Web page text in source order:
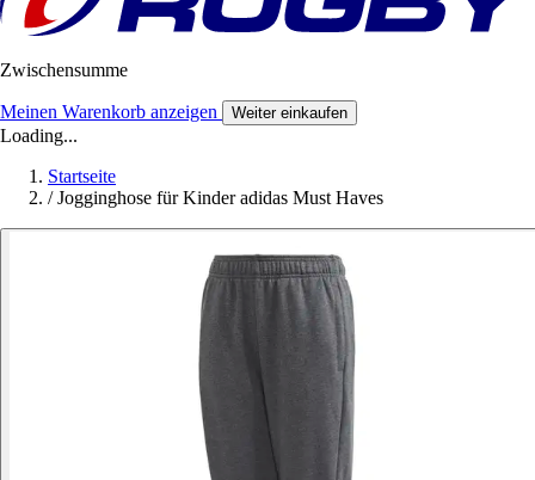
Zwischensumme
Meinen Warenkorb anzeigen Weiter einkaufen
Loading...
Startseite
/ Jogginghose für Kinder adidas Must Haves